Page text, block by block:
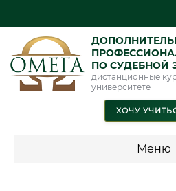
ПО СУДЕБНОЙ
дистанционные
университете
ХОЧУ
Меню